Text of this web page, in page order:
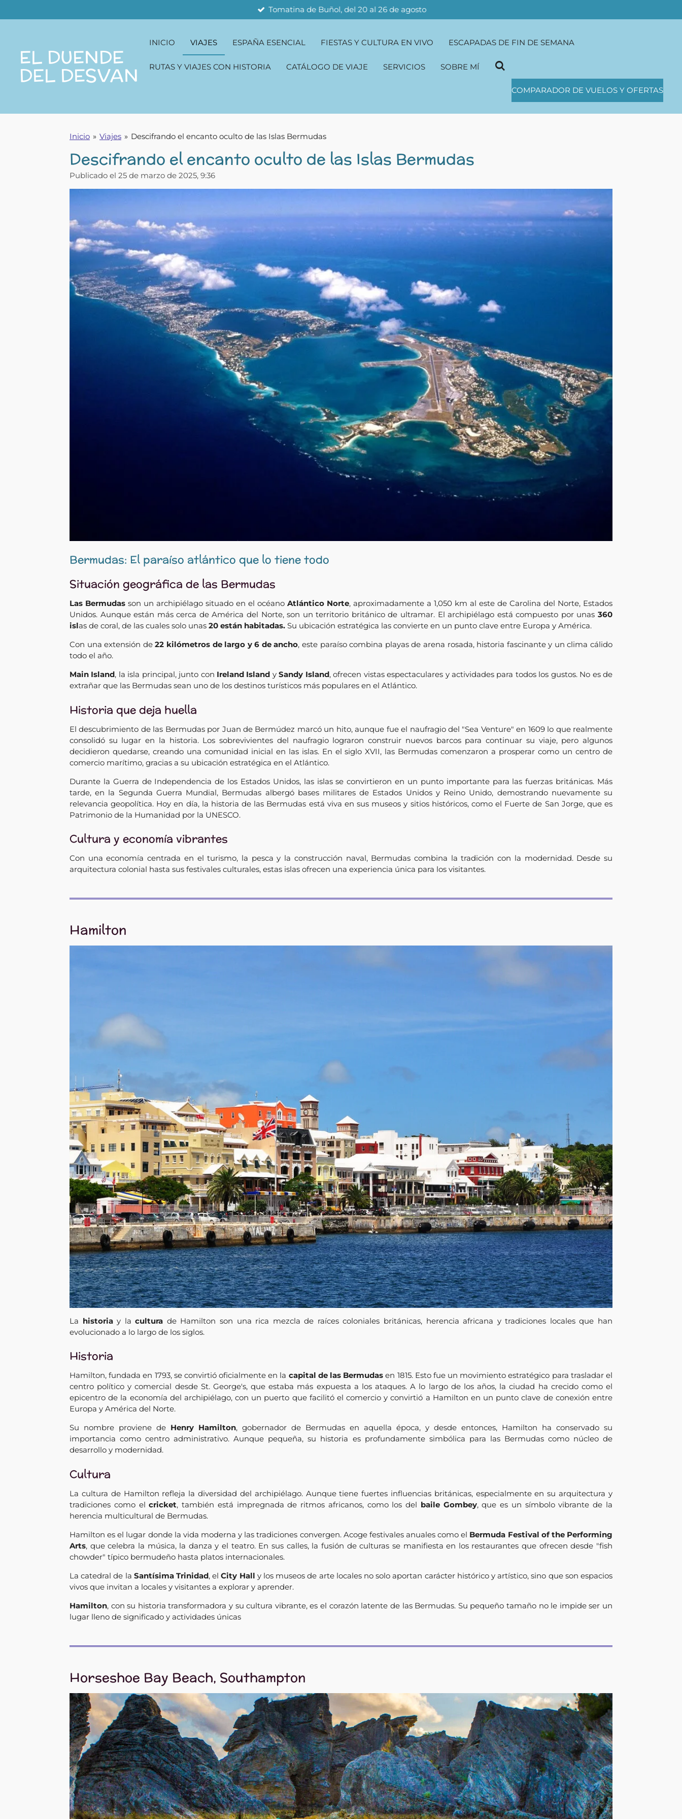
al
Tomatina de Buñol, del 20 al 26 de agosto
EL DUENDE
DEL DESVAN
INICIO VIAJES ESPAÑA ESENCIAL FIESTAS Y CULTURA EN VIVO ESCAPADAS DE FIN DE SEMANA
RUTAS Y VIAJES CON HISTORIA CATÁLOGO DE VIAJE SERVICIOS SOBRE MÍ
COMPARADOR DE VUELOS Y OFERTAS
Inicio » Viajes » Descifrando el encanto oculto de las Islas Bermudas
Descifrando el encanto oculto de las Islas Bermudas
Publicado el 25 de marzo de 2025, 9:36
Bermudas: El paraíso atlántico que lo tiene todo
Situación geográfica de las Bermudas
Las Bermudas son un archipiélago situado en el océano Atlántico Norte, aproximadamente a 1,050 km al este de Carolina del Norte, Estados
Unidos. Aunque están más cerca de América del Norte, son un territorio británico de ultramar. El archipiélago está compuesto por unas 360
islas de coral, de las cuales solo unas 20 están habitadas. Su ubicación estratégica las convierte en un punto clave entre Europa y América.
Con una extensión de22 kilómetros de largo y 6 de ancho, este paraíso combina playas de arena rosada, historia fascinante y un clima cálido
todo el año.
Main Island, la isla principal, junto con Ireland Island ySandy Island, ofrecen vistas espectaculares y actividades para todos los gustos. No es de
extrañar que las Bermudas sean uno de los destinos turísticos más populares en el Atlántico.
Historia que deja huella
El descubrimiento de las Bermudas por Juan de Bermúdez marcó un hito, aunque fue el naufragio del "Sea Venture" en 1609 lo que realmente
consolidó su lugar en la historia. Los sobrevivientes del naufragio lograron construir nuevos barcos para continuar su viaje, pero algunos
decidieron quedarse, creando una comunidad inicial en las islas. En el siglo XVII, las Bermudas comenzaron a prosperar como un centro de
comercio marítimo, gracias a su ubicación estratégica en el Atlántico.
Durante la Guerra de Independencia de los Estados Unidos, las islas se convirtieron en un punto importante para las fuerzas británicas. Más
tarde, en la Segunda Guerra Mundial, Bermudas albergó bases militares de Estados Unidos y Reino Unido, demostrando nuevamente su
relevancia geopolítica. Hoy en día, la historia de las Bermudas está viva en sus museos y sitios históricos, como el Fuerte de San Jorge, que es
Patrimonio de la Humanidad por la UNESCO.
Cultura y economía vibrantes
Con una economía centrada en el turismo, la pesca y la construcción naval, Bermudas combina la tradición con la modernidad. Desde su
arquitectura colonial hasta sus festivales culturales, estas islas ofrecen una experiencia única para los visitantes.
Hamilton
La historiay lacultura de Hamilton son una rica mezcla de raíces coloniales británicas, herencia africana y tradiciones locales que han
evolucionado a lo largo de los siglos.
Historia
Hamilton, fundada en 1793, se convirtió oficialmente en la capital de las Bermudas en 1815. Esto fue un movimiento estratégico para trasladar el
centro político y comercial desde St. George's, que estaba más expuesta a los ataques. A lo largo de los años, la ciudad ha crecido como el
epicentro de la economía del archipiélago, con un puerto que facilitó el comercio y convirtió a Hamilton en un punto clave de conexión entre
Europa y América del Norte.
Su nombre proviene de Henry Hamilton, gobernador de Bermudas en aquella época, y desde entonces, Hamilton ha conservado su
importancia como centro administrativo. Aunque pequeña, su historia es profundamente simbólica para las Bermudas como núcleo de
desarrollo y modernidad.
Cultura
La cultura de Hamilton refleja la diversidad del archipiélago. Aunque tiene fuertes influencias británicas, especialmente en su arquitectura y
tradiciones como elcricket, también está impregnada de ritmos africanos, como los del baile Gombey, que es un símbolo vibrante de la
herencia multicultural de Bermudas.
Hamilton es el lugar donde la vida moderna y las tradiciones convergen. Acoge festivales anuales como el Bermuda Festival of the Performing
Arts, que celebra la música, la danza y el teatro. En sus calles, la fusión de culturas se manifiesta en los restaurantes que ofrecen desde "fish
chowder" típico bermudeño hasta platos internacionales.
La catedral de la Santísima Trinidad, elCity Hall y los museos de arte locales no solo aportan carácter histórico y artístico, sino que son espacios
vivos que invitan a locales y visitantes a explorar y aprender.
Hamilton, con su historia transformadora y su cultura vibrante, es el corazón latente de las Bermudas. Su pequeño tamaño no le impide ser un
lugar lleno de significado y actividades únicas
Horseshoe Bay Beach, Southampton